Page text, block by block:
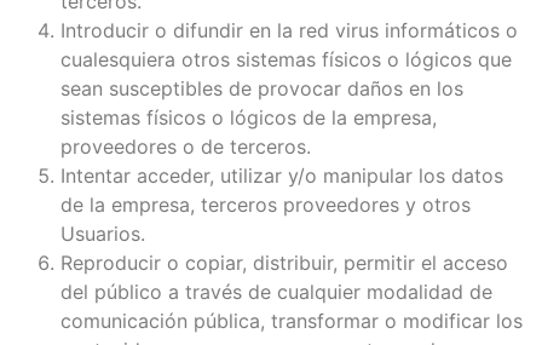
Introducir o difundir en la red virus informáticos o
cualesquiera otros sistemas físicos o lógicos que
sean susceptibles de provocar daños en los
sistemas físicos o lógicos de la empresa,
proveedores o de terceros.
Intentar acceder, utilizar y/o manipular los datos
de la empresa, terceros proveedores y otros
Usuarios.
Reproducir o copiar, distribuir, permitir el acceso
del público a través de cualquier modalidad de
comunicación pública, transformar o modificar los